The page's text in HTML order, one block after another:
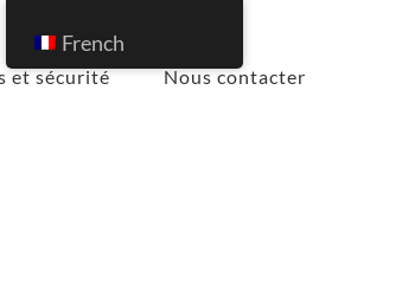
et sécurité Nous contacter
French